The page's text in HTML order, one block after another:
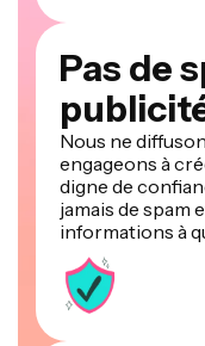
Pas de
Nous ne
engageons à
digne de
jamais de spam
informations à